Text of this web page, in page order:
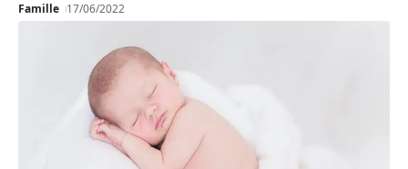
Famille 17/06/2022